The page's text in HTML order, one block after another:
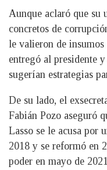
Aunque aclaró que su
concretos de
le valieron de
entregó al presidente
sugerían estrategias
De su lado, el
Fabián Pozo aseguró
Lasso se le acusa por
2018 y se reformó en
poder en mayo de